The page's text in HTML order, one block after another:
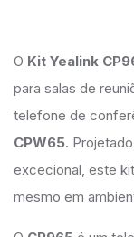
O Kit Yealink
para salas de
telefone de
CPW65.
excecional, este
mesmo em